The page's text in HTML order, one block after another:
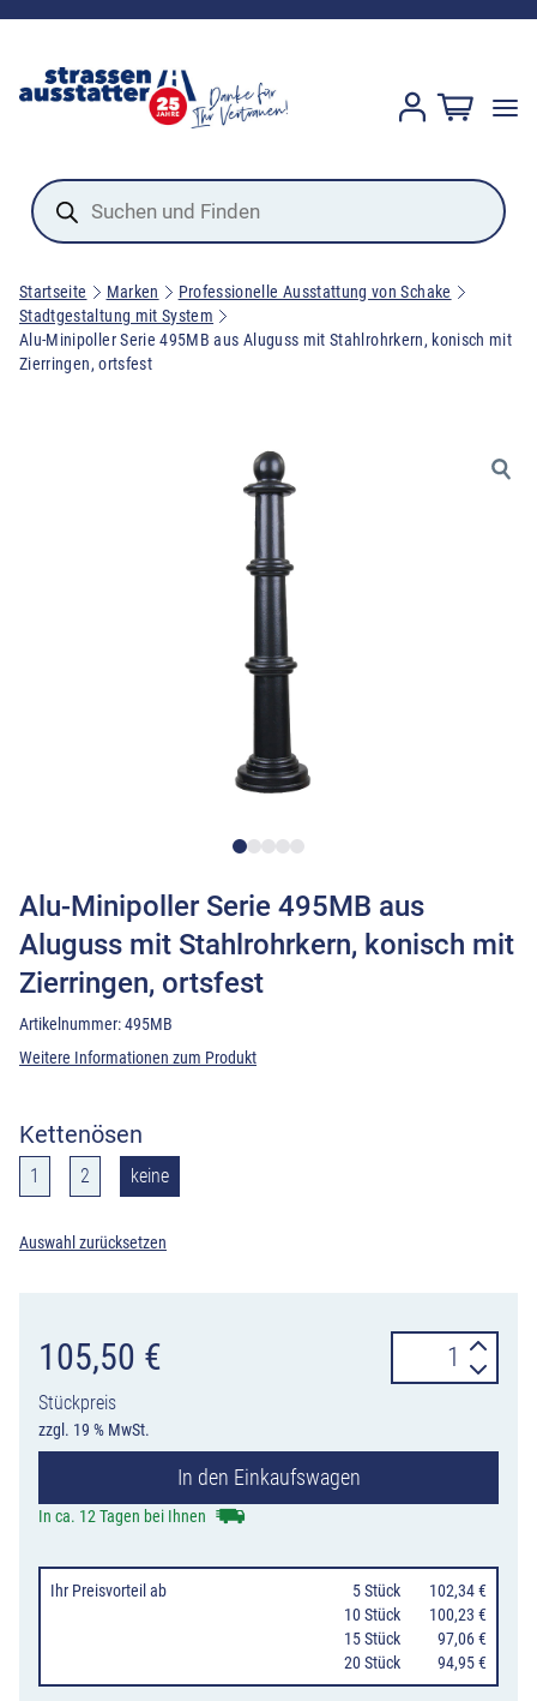
Products
search
Startseite Marken
Professionelle Ausstattung von Schake
Stadtgestaltung mit System
Alu-Minipoller Serie 495MB aus Aluguss mit Stahlrohrkern, konisch mit
Zierringen, ortsfest
Alu-Minipoller Serie 495MB aus
Aluguss mit Stahlrohrkern, konisch mit
Zierringen, ortsfest
Artikelnummer:495MB
Weitere Informationen zum Produkt
Kettenösen
1 2 keine
Auswahl zurücksetzen
105,50 €
Stückpreis
zzgl. 19 % MwSt.
Minipoller
495MB
Stahlrohrkern,
konisch
mit
Zierringen,
In den Einkaufswagen
In ca. 12 Tagen bei Ihnen
Ihr Preisvorteil ab 5 Stück
102,34 €
10 Stück
100,23 €
15 Stück
97,06 €
20 Stück
94,95 €